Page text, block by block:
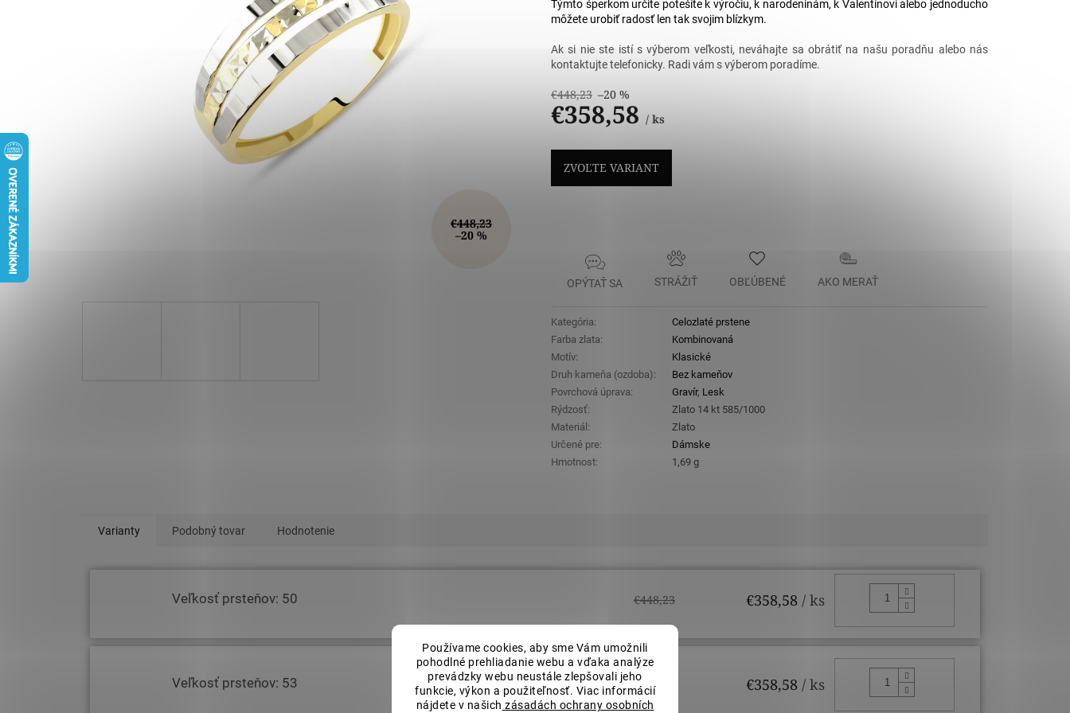
Používame cookies, aby sme Vám umožnili
pohodlné prehliadanie webu a vďaka analýze
prevádzky webu neustále zlepšovali jeho
funkcie, výkon a použiteľnosť. Viac informácií
nájdete v našich zásadách ochrany osobních
€448,23
–20 %
hviezdičiek.
€448,23 –20 %
€358,58 / ks
ZVOĽTE VARIANT
Týmto šperkom určite potešíte k výročiu, k narodeninám, k Valentínovi alebo jednoducho
môžete urobiť radosť len tak svojim blízkym.
Ak si nie ste istí s výberom veľkosti, neváhajte sa obrátiť na našu poradňu alebo nás
kontaktujte telefonicky. Radi vám s výberom poradíme.
OPÝTAŤ SA STRÁŽIŤ OBĽÚBENÉ AKO MERAŤ
Kategória:
Celozlaté prstene
Farba zlata:
Kombinovaná
Motív:
Klasické
Druh kameňa (ozdoba):
Bez kameňov
Povrchová úprava: Gravír, Lesk
Rýdzosť:
Zlato 14 kt 585/1000
Materiál :
Zlato
Určené pre:
Dámske
Hmotnost: 1,69 g
Varianty Podobný tovar Hodnotenie
Veľkosť prsteňov: 50 €448,23 €358,58 / ks
Veľkosť prsteňov: 53 €448,23 €358,58 / ks